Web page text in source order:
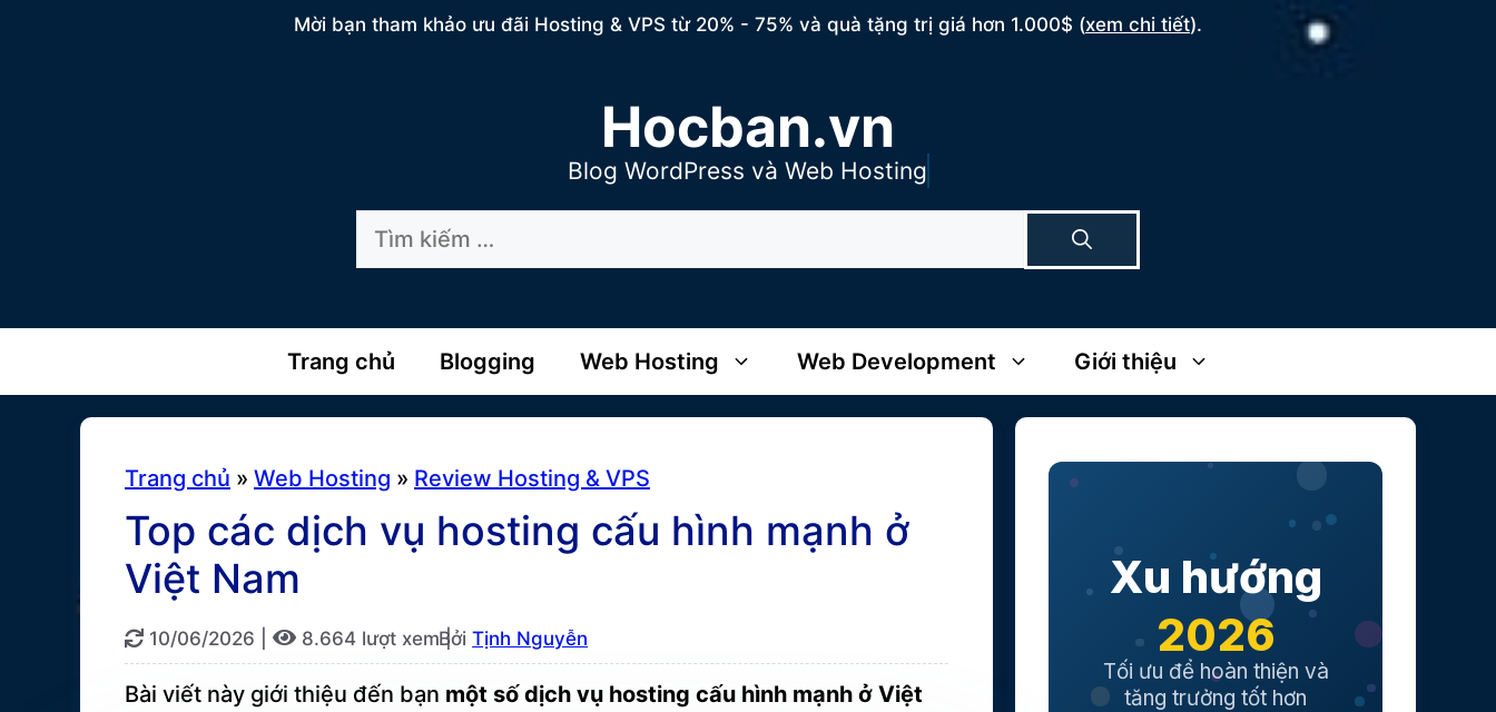
Mời bạn tham khảo ưu đãi Hosting & VPS từ 20% - 75% và quà tặng trị giá hơn 1.000$ (xem chi tiết).
Hocban.vn
Blog WordPress và Web Hosting
Tìm
Trang chủ Blogging Web Hosting Web Development Giới thiệu
Trang chủ » Web Hosting » Review Hosting & VPS
Top các dịch vụ hosting cấu hình mạnh ở
Việt Nam
10/06/2026 8.664 lượt xem |BởiTịnh Nguyễn
Bài viết này giới thiệu đến bạn một số dịch vụ hosting cấu hình mạnh ở Việt
Xu hướng
2026
Tối ưu để hoàn thiện và
tăng trưởng tốt hơn